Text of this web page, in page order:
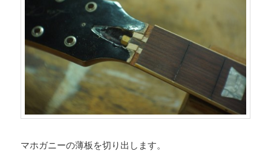
マホガニーの薄板を切り出します。